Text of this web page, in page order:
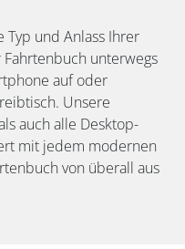
Typ und Anlass Ihrer
Fahrtenbuch unterwegs
auf oder
Unsere
auch alle Desktop-
mit jedem modernen
von überall aus